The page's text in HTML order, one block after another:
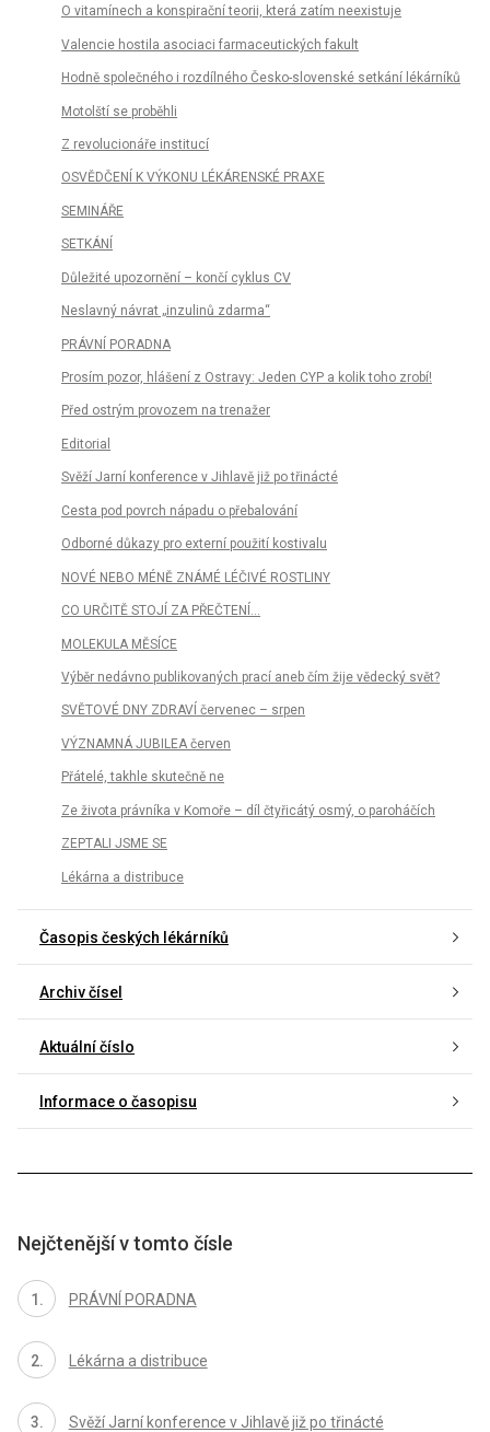
O vitamínech a konspirační teorii, která zatím neexistuje
Valencie hostila asociaci farmaceutických fakult
Hodně společného i rozdílného Česko-slovenské setkání lékárníků
Motolští se proběhli
Z revolucionáře institucí
OSVĚDČENÍ K VÝKONU LÉKÁRENSKÉ PRAXE
SEMINÁŘE
SETKÁNÍ
Důležité upozornění – končí cyklus CV
Neslavný návrat „inzulinů zdarma“
PRÁVNÍ PORADNA
Prosím pozor, hlášení z Ostravy: Jeden CYP a kolik toho zrobí!
Před ostrým provozem na trenažer
Editorial
Svěží Jarní konference v Jihlavě již po třinácté
Cesta pod povrch nápadu o přebalování
Odborné důkazy pro externí použití kostivalu
NOVÉ NEBO MÉNĚ ZNÁMÉ LÉČIVÉ ROSTLINY
CO URČITĚ STOJÍ ZA PŘEČTENÍ...
MOLEKULA MĚSÍCE
Výběr nedávno publikovaných prací aneb čím žije vědecký svět?
SVĚTOVÉ DNY ZDRAVÍ červenec – srpen
VÝZNAMNÁ JUBILEA červen
Přátelé, takhle skutečně ne
Ze života právníka v Komoře – díl čtyřicátý osmý, o paroháčích
ZEPTALI JSME SE
Lékárna a distribuce
Časopis českých lékárníků
Archiv čísel
Aktuální číslo
Informace o časopisu
Nejčtenější v tomto čísle
PRÁVNÍ PORADNA
Lékárna a distribuce
Svěží Jarní konference v Jihlavě již po třinácté